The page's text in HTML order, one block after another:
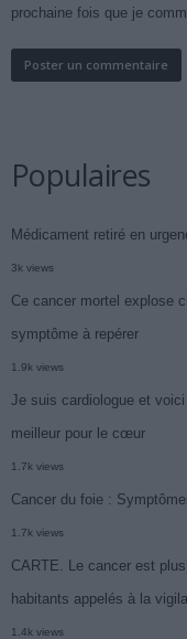
prochaine fois que je
Populaires
Médicament retiré en
3k views
Ce cancer mortel explose
symptôme à repérer
1.9k views
Je suis cardiologue et
meilleur pour le cœur
1.7k views
Cancer du foie :
1.7k views
CARTE. Le cancer est
habitants appelés à la
1.4k views